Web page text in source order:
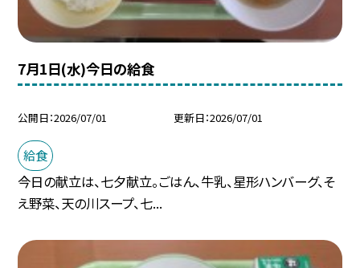
7月1日(水)今日の給食
公開日 2026/07/01 更新日 2026/07/01
給食
今日の献立は、七夕献立。ごはん、牛乳、星形ハンバーグ、そ
え野菜、天の川スープ、七...